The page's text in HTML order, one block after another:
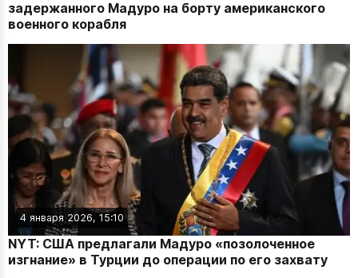
задержанного Мадуро на борту американского
военного корабля
4 января 2026, 15:10
NYT: США предлагали Мадуро «позолоченное
изгнание» в Турции до операции по его захвату